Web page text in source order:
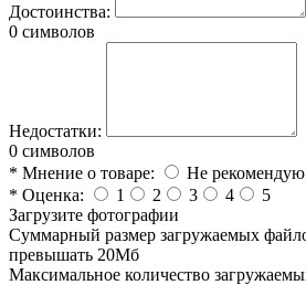
Достоинства:
0 символов
Недостатки:
0 символов
* Мнение о товаре: Не рекомендую
* Оценка: 1 2 3 4
5
Загрузите фотографии
Cуммарный размер загружаемых
превышать 20Мб
Максимальное количество